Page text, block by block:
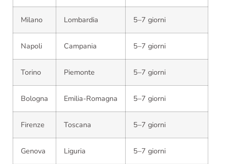
Milano Lombardia 5–7 giorni
Napoli Campania 5–7 giorni
Torino Piemonte 5–7 giorni
Bologna Emilia-Romagna 5–7 giorni
Firenze Toscana 5–7 giorni
Genova Liguria 5–7 giorni